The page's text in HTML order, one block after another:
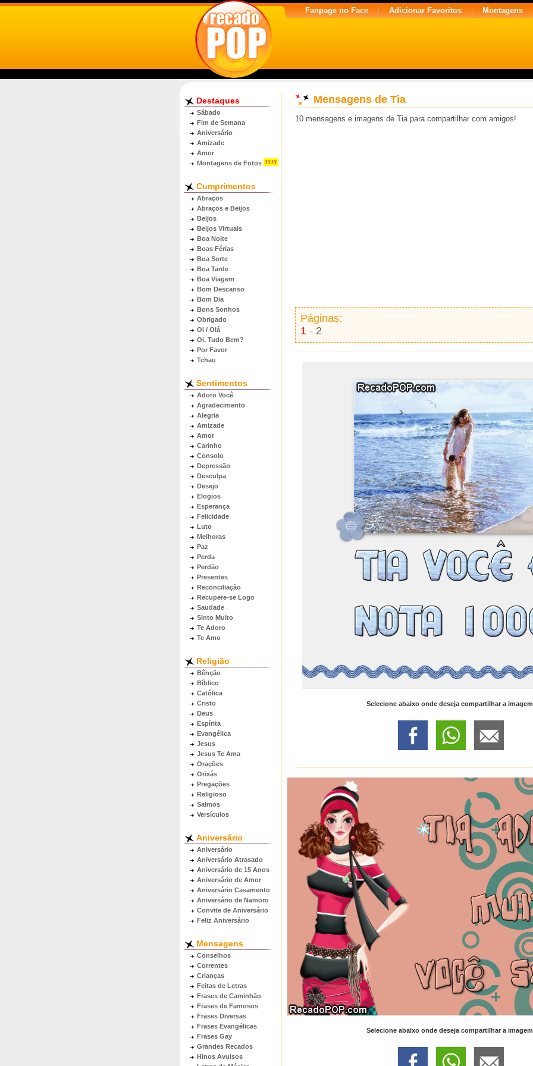
Fanpage no Face Adicionar Favoritos Montagens
Destaques
Sábado
Fim de Semana
Aniversário
Amizade
Amor
Montagens de Fotos
Cumprimentos
Abraços
Abraços e Beijos
Beijos
Beijos Virtuais
Boa Noite
Boas Férias
Boa Sorte
Boa Tarde
Boa Viagem
Bom Descanso
Bom Dia
Bons Sonhos
Obrigado
Oi / Olá
Oi, Tudo Bem?
Por Favor
Tchau
Sentimentos
Adoro Você
Agradecimento
Alegria
Amizade
Amor
Carinho
Consolo
Depressão
Desculpa
Desejo
Elogios
Esperança
Felicidade
Luto
Melhoras
Paz
Perda
Perdão
Presentes
Reconciliação
Recupere-se Logo
Saudade
Sinto Muito
Te Adoro
Te Amo
Religião
Bênção
Bíblico
Católica
Cristo
Deus
Espírita
Evangélica
Jesus
Jesus Te Ama
Orações
Orixás
Pregações
Religioso
Salmos
Versículos
Aniversário
Aniversário
Aniversário Atrasado
Aniversário de 15 Anos
Aniversário de Amor
Aniversário Casamento
Aniversário de Namoro
Convite de Aniversário
Feliz Aniversário
Mensagens
Conselhos
Correntes
Crianças
Feitas de Letras
Frases de Caminhão
Frases de Famosos
Frases Diversas
Frases Evangélicas
Frases Gay
Grandes Recados
Hinos Avulsos
Mensagens de Tia
10 mensagens e imagens de Tia para compartilhar com amigos!
Páginas:
1 - 2
Selecione abaixo onde deseja compartilhar a
Selecione abaixo onde deseja compartilhar a